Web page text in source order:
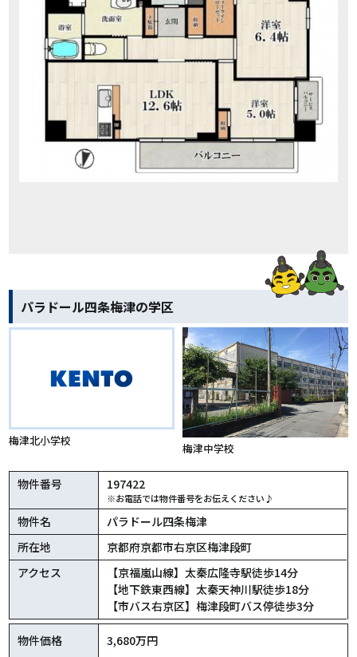
パラドール四条梅津の学区
梅津北小学校
梅津中学校
物件番号 197422
※お電話では物件番号をお伝えください♪
物件名
パラドール四条梅津
所在地
京都府京都市右京区梅津段町
アクセス
【京福嵐山線】太秦広隆寺駅徒歩14分
【地下鉄東西線】太秦天神川駅徒歩18分
【市バス右京区】梅津段町バス停徒歩3分
物件価格 3,680万円